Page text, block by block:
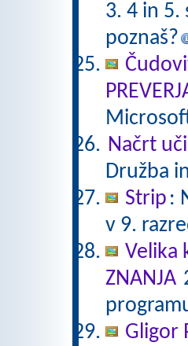
3. 4 in 5.
poznaš?
Načrt
Družba
Strip :
v 9.
Velika
ZNANJA
Gligor